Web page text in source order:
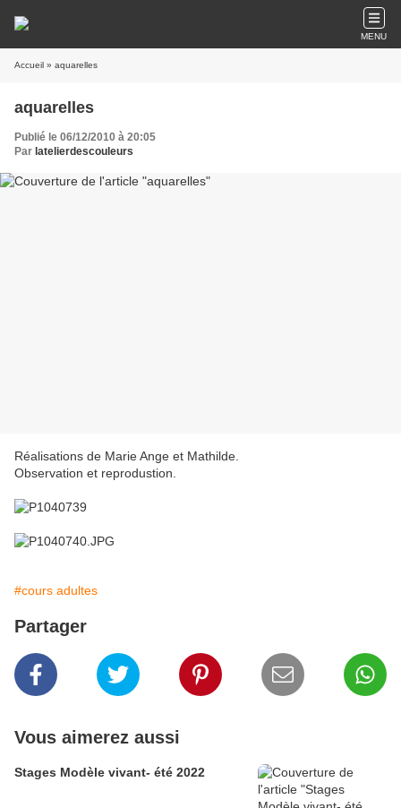
MENU
Accueil » aquarelles
aquarelles
Publié le 06/12/2010 à 20:05
Par latelierdescouleurs
Réalisations de Marie Ange et Mathilde.
Observation et reprodustion.
#cours adultes
Partager
Vous aimerez aussi
Stages Modèle vivant- été 2022